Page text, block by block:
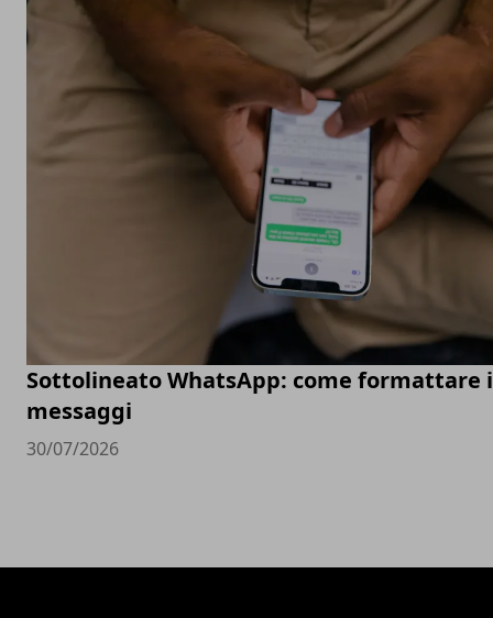
Sottolineato WhatsApp: come formattare i
messaggi
30/07/2026